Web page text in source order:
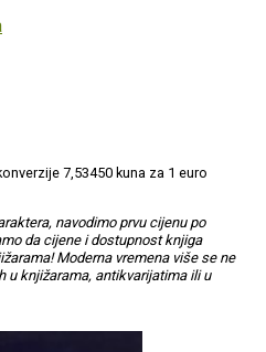
7,53450 kuna za 1 euro
navodimo prvu cijenu po
da cijene i dostupnost knjiga
Moderna vremena više se ne
u knjižarama, antikvarijatima ili u